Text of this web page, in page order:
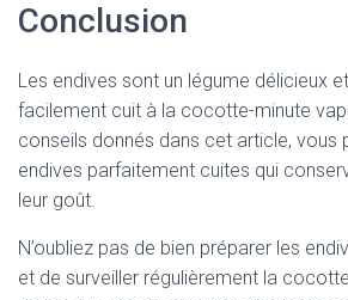
Conclusion
Les endives sont un légume délicieux
facilement cuit à la cocotte-minute
conseils donnés dans cet article, vous
endives parfaitement cuites qui
leur goût.
N’oubliez pas de bien préparer les
et de surveiller régulièrement la